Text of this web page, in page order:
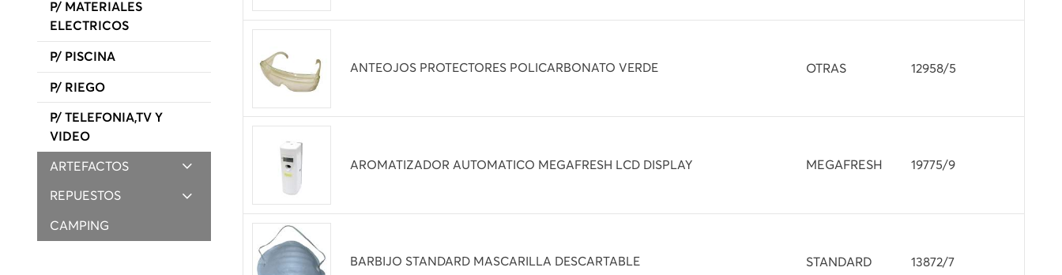
P/ MATERIALES
ELECTRICOS
P/ PISCINA
P/ RIEGO
P/ TELEFONIA,TV Y
VIDEO
ARTEFACTOS
REPUESTOS
CAMPING
ANTEOJOS PROTECTORES POLICARBONATO VERDE OTRAS 12958/5
AROMATIZADOR AUTOMATICO MEGAFRESH LCD DISPLAY MEGAFRESH 19775/9
BARBIJO STANDARD MASCARILLA DESCARTABLE STANDARD 13872/7